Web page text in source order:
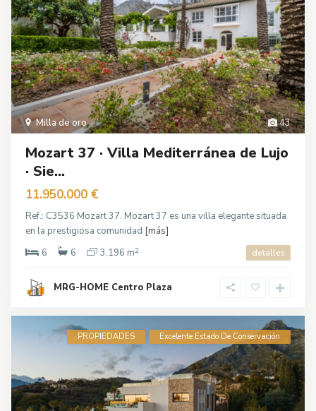
43
Milla de oro
Mozart 37 · Villa Mediterránea de Lujo
· Sie...
11.950.000 €
Ref.: C3536 Mozart 37. Mozart 37 es una villa elegante situada
en la prestigiosa comunidad [más]
6
6 3,196 m2 detalles
MRG-HOME Centro Plaza
PROPIEDADES Excelente Estado De Conservación